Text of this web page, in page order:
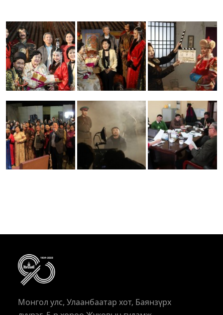
Монгол улс, Улаанбаатар хот, Баянзүрх